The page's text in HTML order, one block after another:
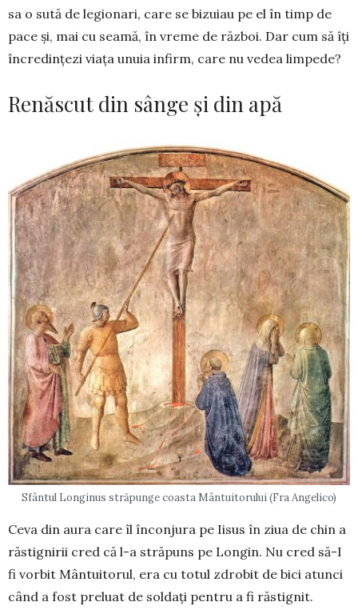
sa o sută de legionari, care se bizuiau pe el în timp de
pace și, mai cu seamă, în vreme de război. Dar cum să îți
în­credințezi viața unuia infirm, care nu vedea lim­pede?
Renăscut din sânge și din apă
Sfântul Longinus străpunge coasta Mântuitorului (Fra Angelico)
Ceva din aura care îl înconjura pe Iisus în ziua de chin a
răstignirii cred că l-a străpuns pe Longin. Nu cred să-I
fi vorbit Mântuitorul, era cu totul zdro­bit de bici atunci
când a fost preluat de soldați pentru a fi răstignit.